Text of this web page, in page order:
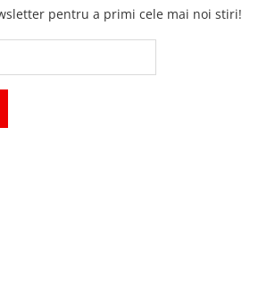
pentru a primi cele mai noi stiri!